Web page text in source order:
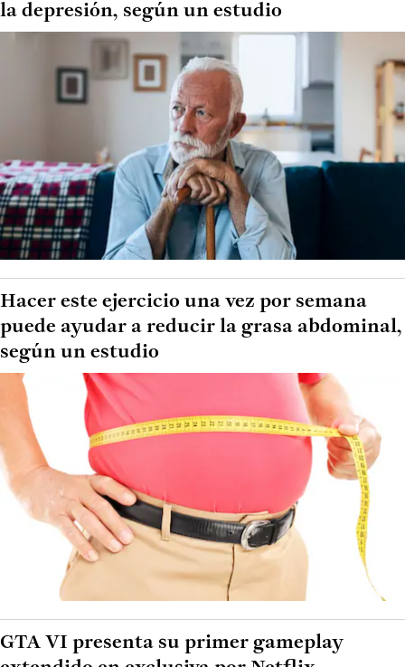
la depresión, según un estudio
Hacer este ejercicio una vez por semana
puede ayudar a reducir la grasa abdominal,
según un estudio
GTA VI presenta su primer gameplay